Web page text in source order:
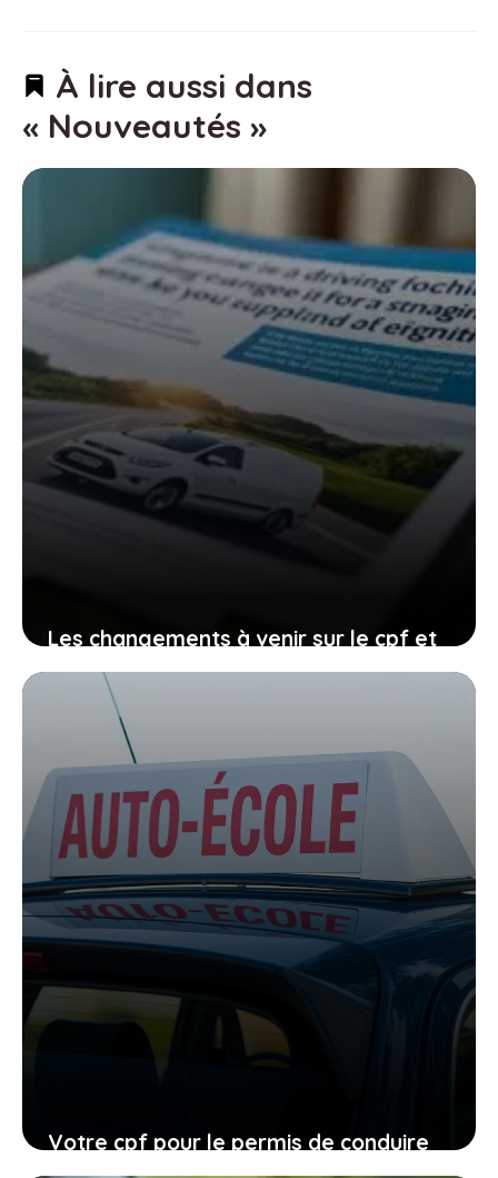
À lire aussi dans
« Nouveautés »
Les changements à venir sur le cpf et
le permis de conduire, comment vous
organiser avant qu’il ne soit trop tard
27 janvier 2026
Votre cpf pour le permis de conduire